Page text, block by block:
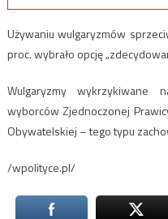
Używaniu wulgaryzmów
proc. wybrało opcję
Wulgaryzmy wykrzykiwane
wyborców Zjednoczonej
Obywatelskiej – tego typu
/wpolityce.pl/